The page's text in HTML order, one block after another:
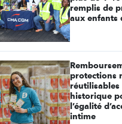
remplis de
aux enfants
protections
réutilisables
historique
l’égalité
intime